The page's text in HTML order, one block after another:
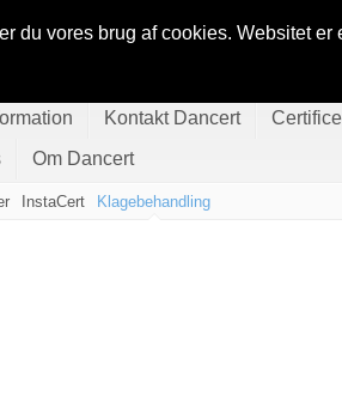
du vores brug af cookies. Websitet
Kontakt Dancert
InstaCert Klagebehandling
Om Dancert